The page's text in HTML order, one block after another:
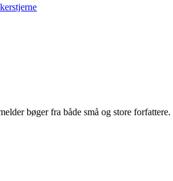
bøger fra både små og store